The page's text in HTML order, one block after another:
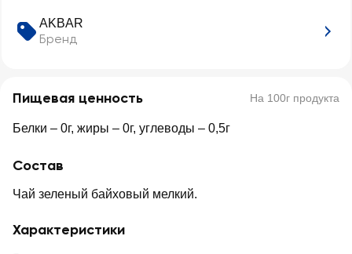
AKBAR
Бренд
Пищевая ценность На 100г продукта
Белки – 0г, жиры – 0г, углеводы – 0,5г
Состав
Чай зеленый байховый мелкий.
Характеристики